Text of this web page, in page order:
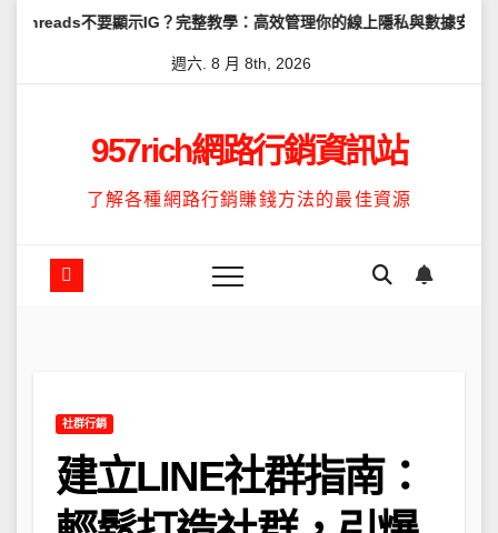
顯示IG？完整教學：高效管理你的線上隱私與數據安全 怎麼
週六. 8 月 8th, 2026
957rich網路行銷資訊站
了解各種網路行銷賺錢方法的最佳資源
社群行銷
建立LINE社群指南：